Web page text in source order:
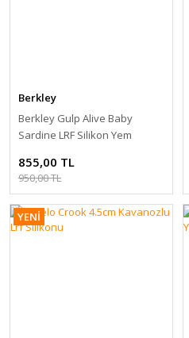
Berkley
Berkley Gulp Alive Baby
Sardine LRF Silikon Yem
855,00 TL
950,00 TL
YENİ